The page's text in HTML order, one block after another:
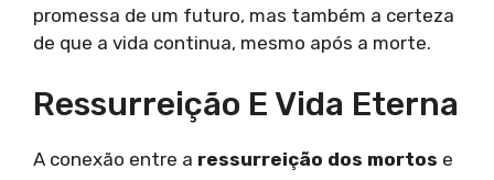
promessa de um futuro, mas também a certeza
de que a vida continua, mesmo após a morte.
Ressurreição E Vida Eterna
A conexão entre a ressurreição dos mortos e